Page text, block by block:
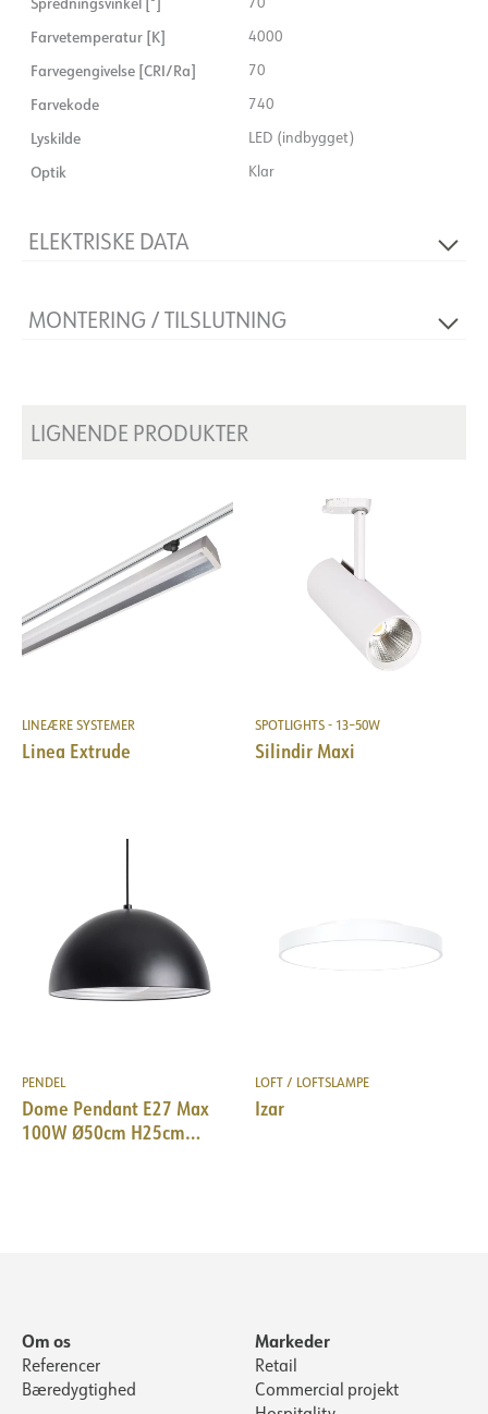
Farvetemperatur [K] 4000
Farvegengivelse [CRI/Ra] 70
Farvekode 740
Lyskilde LED (indbygget)
Optik Klar
ELEKTRISKE DATA
Isoleringsklasse
MONTERING / TILSLUTNING
LIGNENDE PRODUKTER
LINEÆRE SYSTEMER
Linea Extrude
SPOTLIGHTS - 13–50W
Silindir Maxi
PENDEL
Dome Pendant E27 Max
100W Ø50cm H25cm
LOFT / LOFTSLAMPE
Izar
Om os
Referencer
Bæredygtighed
Markeder
Retail
Commercial projekt